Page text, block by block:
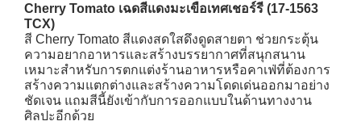
Cherry Tomato เฉดสีแดงมะเขือเทศเชอร์รี (17-1563
TCX)
สี Cherry Tomato สีแดงสดใสดึงดูดสายตา ช่วยกระตุ้น
ความอยากอาหารและสร้างบรรยากาศที่สนุกสนาน
เหมาะสำหรับการตกแต่งร้านอาหารหรือคาเฟ่ที่ต้องการ
สร้างความแตกต่างและสร้างความโดดเด่นออกมาอย่าง
ชัดเจน แถมสีนี้ยังเข้ากับการออกแบบในด้านทางงาน
ศิลปะอีกด้วย